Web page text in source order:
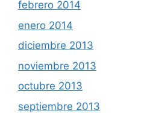
febrero 2014
enero 2014
diciembre 2013
noviembre 2013
octubre 2013
septiembre 2013